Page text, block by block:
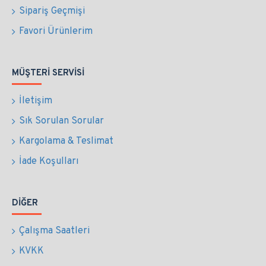
Sipariş Geçmişi
Favori Ürünlerim
MÜŞTERI SERVISI
İletişim
Sık Sorulan Sorular
Kargolama & Teslimat
İade Koşulları
DIĞER
Çalışma Saatleri
KVKK